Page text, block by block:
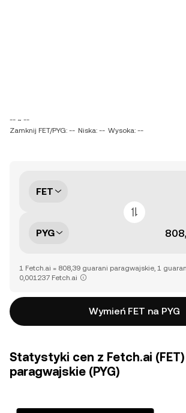
-- ~ --
Zamknij FET/PYG: -- Niska: -- Wysoka: --
FET
PYG
1 Fetch.ai = 808,39 guarani paragwajskie, 1
0,001237 Fetch.ai
Wymień FET na PYG
Statystyki cen z Fetch.ai
paragwajskie (PYG)